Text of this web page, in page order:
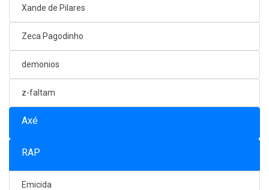
Xande de Pilares
Zeca Pagodinho
demonios
z-faltam
Axé
RAP
Emicida